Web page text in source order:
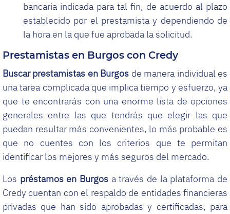
bancaria indicada para tal fin, de acuerdo al plazo
establecido por el prestamista y dependiendo de
la hora en la que fue aprobada la solicitud.
Prestamistas en Burgos con Credy
Buscar prestamistas en Burgos de manera individual es
una tarea complicada que implica tiempo y esfuerzo, ya
que te encontrarás con una enorme lista de opciones
generales entre las que tendrás que elegir las que
puedan resultar más convenientes, lo más probable es
que no cuentes con los criterios que te permitan
identificar los mejores y más seguros del mercado.
Los préstamos en Burgos a través de la plataforma de
Credy cuentan con el respaldo de entidades financieras
privadas que han sido aprobadas y certificadas, para